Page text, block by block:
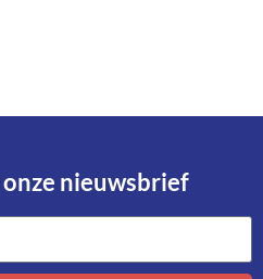
nieuwsbrief​